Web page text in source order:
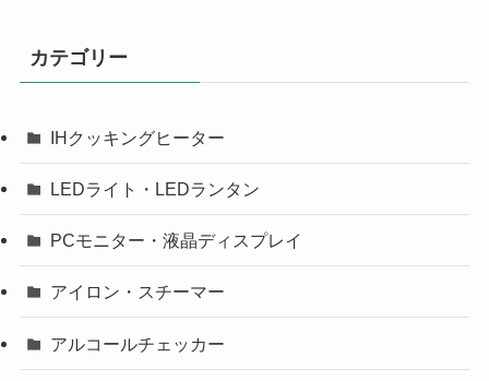
カテゴリー
IHクッキングヒーター
LEDライト・LEDランタン
PCモニター・液晶ディスプレイ
アイロン・スチーマー
アルコールチェッカー